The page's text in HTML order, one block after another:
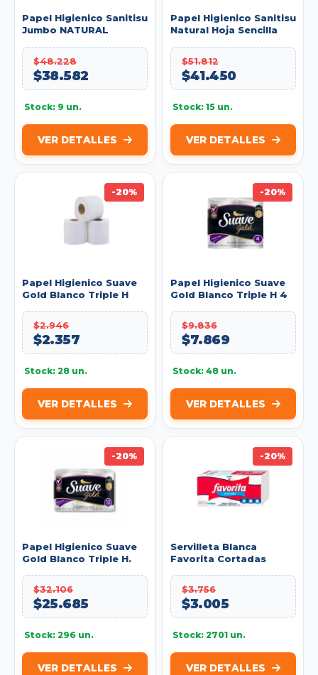
Papel Higienico Sanitisu
Jumbo NATURAL
Ref.51021043
$48.228
$38.582
Stock: 9 un.
VER DETALLES
Papel Higienico Sanitisu
Natural Hoja Sencilla
$51.812
$41.450
Stock: 15 un.
VER DETALLES
-20%
Papel Higienico Suave
Gold Blanco Triple H
$2.946
$2.357
Stock: 28 un.
VER DETALLES
-20%
Papel Higienico Suave
Gold Blanco Triple H 4
$9.836
$7.869
Stock: 48 un.
VER DETALLES
-20%
Papel Higienico Suave
Gold Blanco Triple H.
Ref: 100330921
$32.106
$25.685
Stock: 296 un.
VER DETALLES
-20%
Servilleta Blanca
Favorita Cortadas
200413304
$3.756
$3.005
Stock: 2701 un.
VER DETALLES